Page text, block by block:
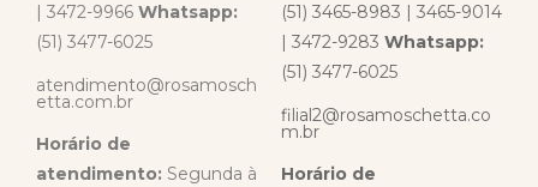
| 3472-9966 Whatsapp:
(51) 3477-6025
atendimento@rosamosch
etta.com.br
Horário de
atendimento: Segunda à
(51) 3465-8983 | 3465-9014
| 3472-9283 Whatsapp:
(51) 3477-6025
filial2@rosamoschetta.co
m.br
Horário de